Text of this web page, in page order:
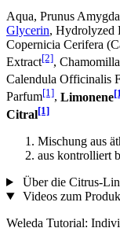
Aqua, Prunus
Glycerin, Hydrolyzed
Copernicia Cerifera
Extract[2],
Calendula Officinalis
Parfum[1], Limonene
Citral[1]
Mischung aus
aus kontrolliert
Über die Citrus-
Videos zum
Weleda Tutorial: